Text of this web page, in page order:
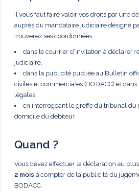
Il vous faut faire valoir vos droits par une
auprès du mandataire judiciaire désigné
trouverez ses coordonnées :
dans le courrier d’invitation à déclarer
judiciaire,
dans la publicité publiée au Bulletin
civiles et commerciales (BODACC) et
légales,
en interrogeant le greffe du tribunal du
domicile du débiteur.
Quand ?
Vous devez effectuer la déclaration au
2 mois à compter de la publicité du
BODACC.